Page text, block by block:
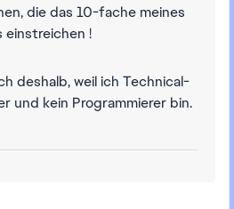
die das 10-fache meines
einstreichen !
deshalb, weil ich Technical-
und kein Programmierer bin.